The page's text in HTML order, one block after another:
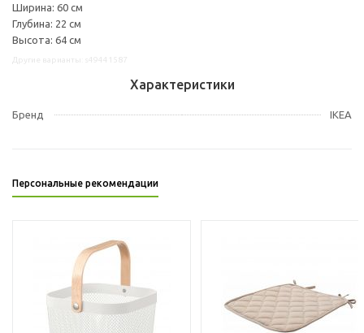
Ширина: 60 см
Глубина: 22 см
Высота: 64 см
Характеристики
Бренд IKEA
Персональные рекомендации